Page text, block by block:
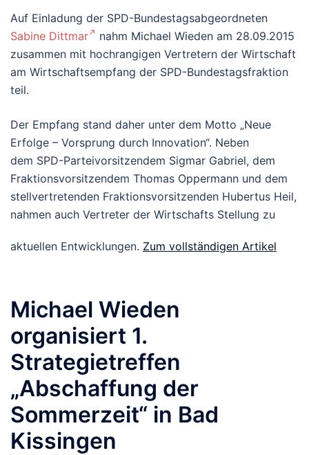
Auf Einladung der SPD-Bundestagsabgeordneten
Sabine Dittmar
nahm Michael Wieden am 28.09.2015
zusammen mit hochrangigen Vertretern der Wirtschaft
am Wirtschaftsempfang der SPD-Bundestagsfraktion
teil.
Der Empfang stand daher unter dem Motto „Neue
Erfolge – Vorsprung durch Innovation“. Neben
dem SPD-Parteivorsitzendem Sigmar Gabriel, dem
Fraktionsvorsitzendem Thomas Oppermann und dem
stellvertretenden Fraktionsvorsitzenden Hubertus Heil,
nahmen auch Vertreter der Wirtschafts Stellung zu
aktuellen Entwicklungen. Zum vollständigen Artikel
Michael Wieden
organisiert 1.
Strategietreffen
„Abschaffung der
Sommerzeit“ in Bad
Kissingen